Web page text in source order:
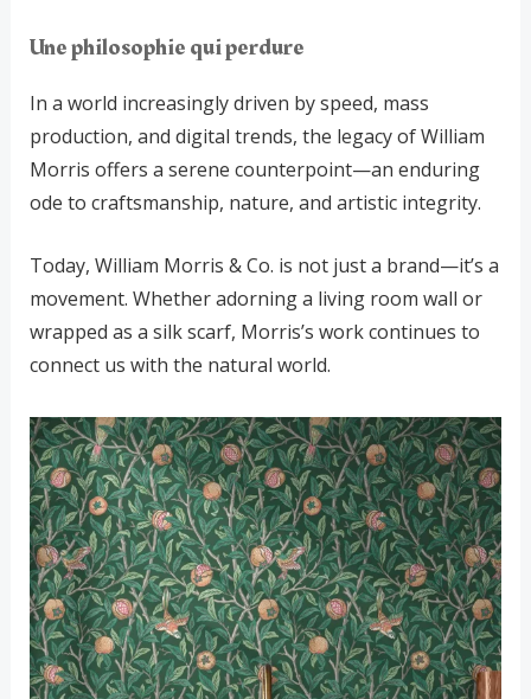
Une philosophie qui perdure
In a world increasingly driven by speed, mass
production, and digital trends, the legacy of William
Morris offers a serene counterpoint—an enduring
ode to craftsmanship, nature, and artistic integrity.
Today, William Morris & Co. is not just a brand—it’s a
movement. Whether adorning a living room wall or
wrapped as a silk scarf, Morris’s work continues to
connect us with the natural world.